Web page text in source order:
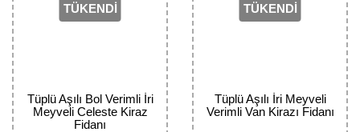
TÜKENDİ
Tüplü Aşılı Bol Verimli İri
Meyveli Celeste Kiraz
Fidanı
TÜKENDİ
Tüplü Aşılı İri Meyveli
Verimli Van Kirazı Fidanı
Pitaya Fidanı
Üzüm Fidanı